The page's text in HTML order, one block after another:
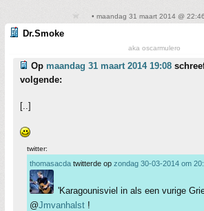
• maandag 31 maart 2014 @
Dr.Smoke
aka oscarmulero
Op maandag 31 maart 2014 19:08
volgende:
[..]
twitter:
thomasacda twitterde op zondag 30-03-2014 om
'Karagounisviel in als een vurige
@Jmvanhalst !